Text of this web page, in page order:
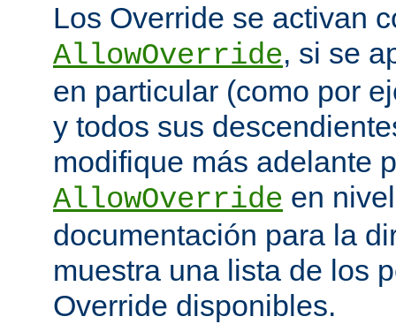
Los Override se activan
AllowOverride, si se
en particular (como por
y todos sus
modifique más adelante
AllowOverride en
documentación para la
muestra una lista de los
Override disponibles.